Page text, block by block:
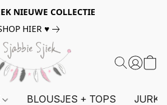
NIEUWE COLLECTIE
HIER ♥
BLOUSJES + TOPS